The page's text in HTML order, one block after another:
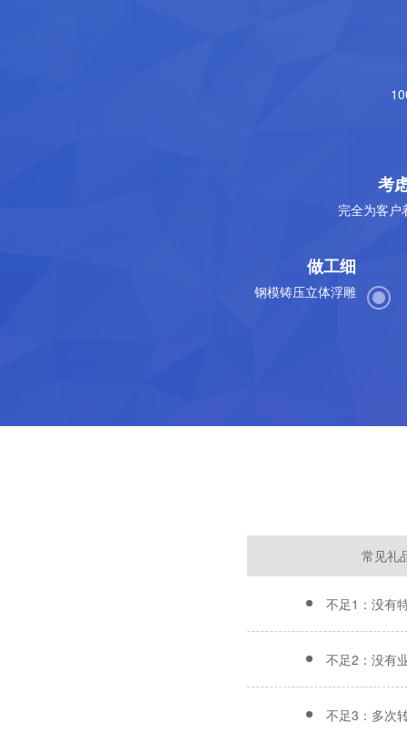
考
完全为客户
做工细
钢模铸压立体浮雕
常见礼
不足1：没有
不足2：没有
不足3：多次